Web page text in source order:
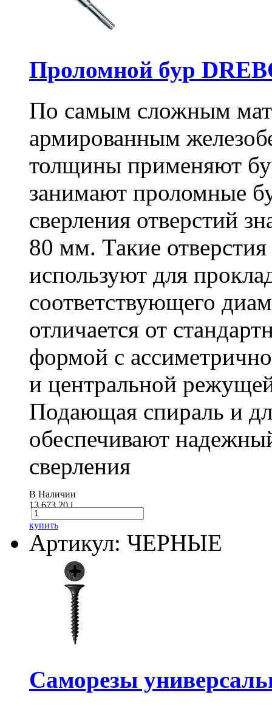
Проломной бур
По самым сложным
армированным
толщины применяют
занимают проломные
сверления отверстий
80 мм. Такие
используют для
соответствующего
отличается от
формой с
и центральной
Подающая спираль и
обеспечивают
сверления
В Наличии
13 673.20i
купить
Артикул: ЧЕРНЫЕ
Саморезы